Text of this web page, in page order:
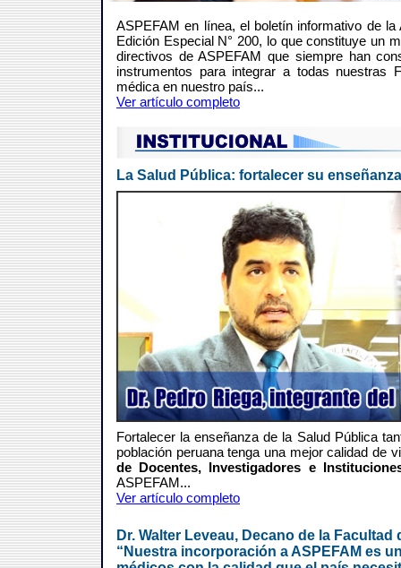
ASPEFAM en línea, el boletín informativo de
Edición Especial N° 200, lo que constituye un
directivos de ASPEFAM que siempre han
instrumentos para integrar a todas nuestras
médica en nuestro país...
Ver artículo completo
La Salud Pública: fortalecer su
Fortalecer la enseñanza de la Salud Pública
población peruana tenga una mejor calidad
de Docentes, Investigadores e
ASPEFAM...
Ver artículo completo
Dr. Walter Leveau, Decano de la
“Nuestra incorporación a ASPEFAM es